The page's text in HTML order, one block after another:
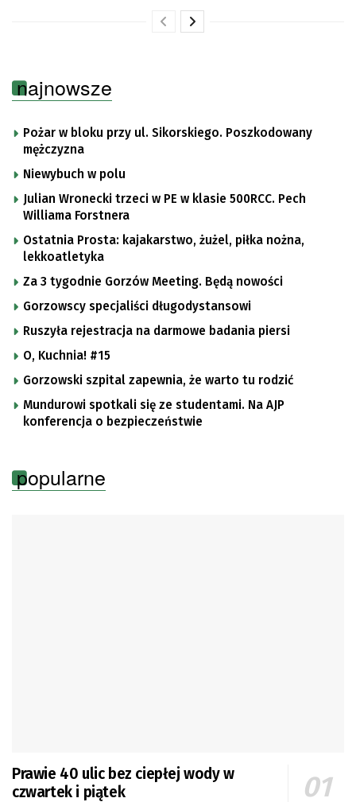
najnowsze
Pożar w bloku przy ul. Sikorskiego. Poszkodowany
mężczyzna
Niewybuch w polu
Julian Wronecki trzeci w PE w klasie 500RCC. Pech
Williama Forstnera
Ostatnia Prosta: kajakarstwo, żużel, piłka nożna,
lekkoatletyka
Za 3 tygodnie Gorzów Meeting. Będą nowości
Gorzowscy specjaliści długodystansowi
Ruszyła rejestracja na darmowe badania piersi
O, Kuchnia! #15
Gorzowski szpital zapewnia, że warto tu rodzić
Mundurowi spotkali się ze studentami. Na AJP
konferencja o bezpieczeństwie
popularne
Prawie 40 ulic bez ciepłej wody w
czwartek i piątek